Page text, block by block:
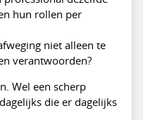
hun rollen per
niet alleen te
verantwoorden?
Wel een scherp
die er dagelijks